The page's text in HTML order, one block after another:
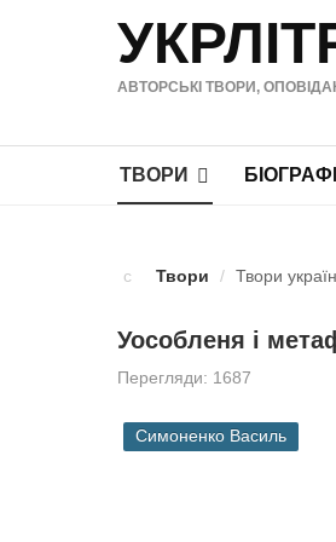
АВТОРСЬКІ ТВОРИ,
ТВОРИ БІОГРАФІЇ
Твори / Твори
Уособленя і
Перегляди: 1687
Симоненко Василь